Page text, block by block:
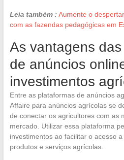
Leia também : Aumente o
com as fazendas pedagógicas em
As vantagens
de anúncios
investimentos
Entre as plataformas de anúncios
Affaire para anúncios agrícolas se
de conectar os agricultores com as
mercado. Utilizar essa plataforma
investimentos ao facilitar o acesso
produtos e serviços agrícolas.